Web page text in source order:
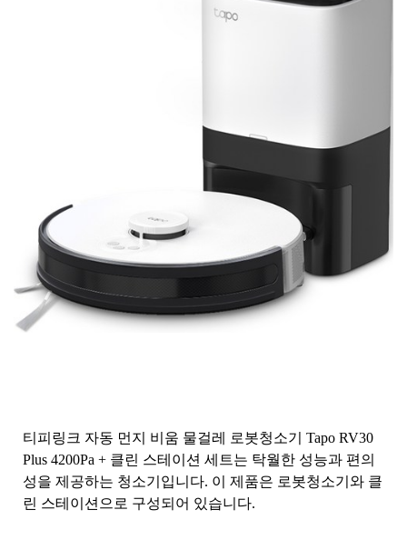
티피링크 자동 먼지 비움 물걸레 로봇청소기 Tapo RV30
Plus 4200Pa + 클린 스테이션 세트는 탁월한 성능과 편의
성을 제공하는 청소기입니다. 이 제품은 로봇청소기와 클
린 스테이션으로 구성되어 있습니다.